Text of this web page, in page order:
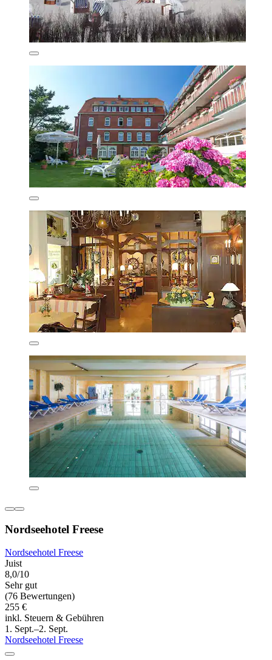
Nordseehotel Freese
Nordseehotel Freese
Juist
8,0/10
Sehr gut
(76 Bewertungen)
255 €
inkl. Steuern & Gebühren
1. Sept.–2. Sept.
Nordseehotel Freese